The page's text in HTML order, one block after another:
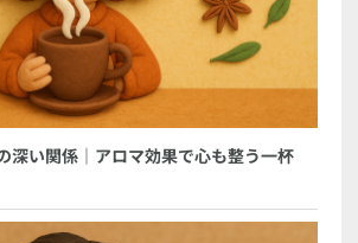
深い関係｜アロマ効果で心も整う一杯